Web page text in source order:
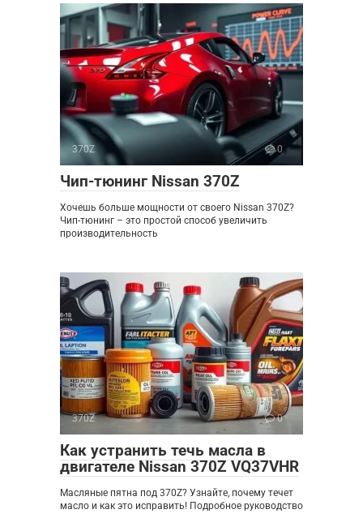
370Z 0
Чип-тюнинг Nissan 370Z
Хочешь больше мощности от своего Nissan 370Z?
Чип-тюнинг – это простой способ увеличить
производительность
370Z 0
Как устранить течь масла в
двигателе Nissan 370Z VQ37VHR
Масляные пятна под 370Z? Узнайте, почему течет
масло и как это исправить! Подробное руководство